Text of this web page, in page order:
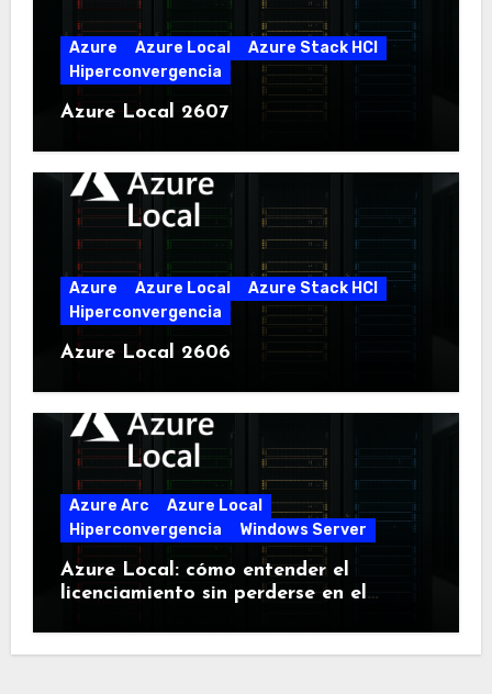
Azure Azure Local
Azure Stack HCI
Hiperconvergencia
Azure Local 2607
Azure Azure Local
Azure Stack HCI
Hiperconvergencia
Azure Local 2606
Azure Arc
Azure Local
Hiperconvergencia
Windows Server
Azure Local: cómo entender el
licenciamiento sin perderse en el